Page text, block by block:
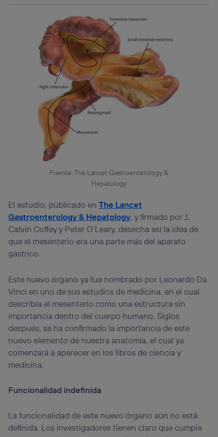
Fuente: The Lancet Gastroenterology &
Hepatology
El estudio, publicado enThe Lancet
Gastroenterology & Hepatology, y firmado por J.
Calvin Coffey y Peter O´Leary, desecha así la idea de
que el mesenterio era una parte más del aparato
gástrico.
Este nuevo órgano ya fue nombrado por Leonardo Da
Vinci en uno de sus estudios de medicina, en el cual
describía el mesenterio como una estructura sin
importancia dentro del cuerpo humano. Siglos
después, se ha confirmado la importancia de este
nuevo elemento de nuestra anatomía, el cual ya
comenzará a aparecer en los libros de ciencia y
medicina.
Funcionalidad indefinida
La funcionalidad de este nuevo órgano aún no está
definida. Los investigadores tienen claro que cumple
Si utilizas unaconexión de banda ancha(p. ej., Wi-Fi),
el marketing o análisis se realizará en función de las
actividades de navegación de los miembros del hogar
que hayan dado su consentimiento.
Si utilizasdatos móviles, el marketing será más
personalizado, ya que se basará únicamente en la
navegación del usuario del móvil.
Puedes gestionar los consentimientos Utiq seleccionando
“Administrar Utiq” en la parte inferior de esta página web o
visitando el portal de privacidad de Utiq
(“consenthub”). Para más información, consulta
política de privacidad de Utiq